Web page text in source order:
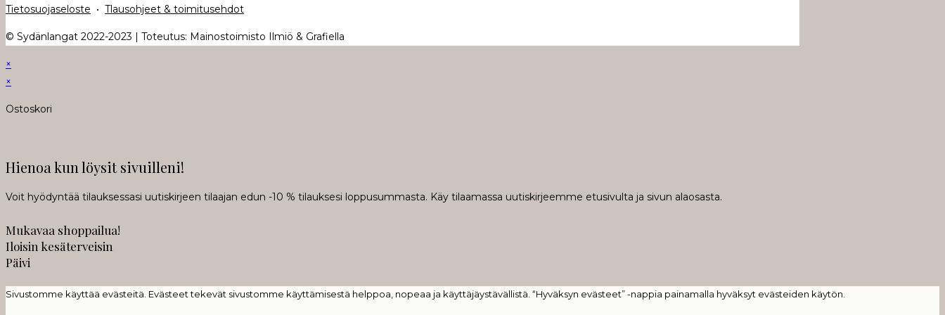
Tietosuojaseloste • Tlausohjeet & toimitusehdot
© Sydänlangat 2022-2023 | Toteutus: Mainostoimisto Ilmiö & Grafiella
×
×
Ostoskori
Hienoa kun löysit sivuilleni!
Voit hyödyntää tilauksessasi uutiskirjeen tilaajan edun -10 % tilauksesi loppusummasta. Käy tilaamassa uutiskirjeemme etusivulta ja sivun alaosasta.
Mukavaa shoppailua!
Iloisin kesäterveisin
Päivi
Sivustomme käyttää evästeitä. Evästeet tekevät sivustomme käyttämisestä helppoa, nopeaa ja käyttäjäystävällistä. “Hyväksyn evästeet” -nappia painamalla hyväksyt evästeiden käytön.